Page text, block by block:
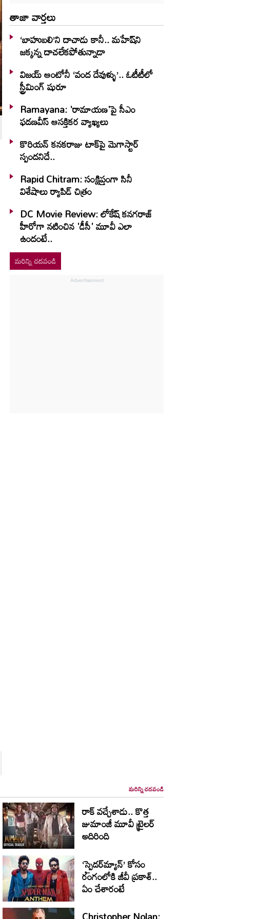
తాజా వార్తలు
‘బాహుబలి’ని దాచాడు కానీ.. మహేష్‌ని
జక్కన్న దాచలేకపోతున్నాడా
విజయ్ ఆంటోనీ ‘వంద దేవుళ్ళు’.. ఓటీటీలో
స్ట్రీమింగ్ షురూ
Ramayana: 'రామాయణ'పై సీఎం
ఫడణవీస్ ఆసక్తికర వ్యాఖ్యలు
కొరియన్ కనకరాజు టాక్‌పై మెగాస్టార్
స్పందనిదే..
Rapid Chitram: సంక్షిప్తంగా సినీ
విశేషాలు ర్యాపిడ్ చిత్రం
DC Movie Review: లోకేష్ కనగరాజ్
హీరోగా నటించిన 'డీసీ' మూవీ ఎలా
ఉందంటే..
మరిన్ని చదవండి
మరిన్ని చదవండి
రాక్ వ‌చ్చేశాడు.. కొత్త
జుమాంజీ మూవీ ట్రైల‌ర్
అదిరింది
‘స్పైడర్‌మ్యాన్’ కోసం
రంగంలోకి జీవీ ప్రకాశ్..
ఏం చేశారంటే